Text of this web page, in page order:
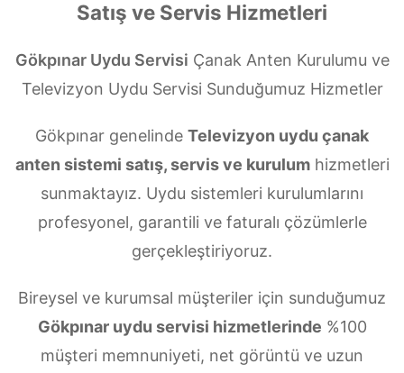
Satış ve Servis Hizmetleri
Gökpınar Uydu Servisi Çanak Anten Kurulumu ve
Televizyon Uydu Servisi Sunduğumuz Hizmetler
Gökpınar genelinde Televizyon uydu çanak
anten sistemi satış, servis ve kurulumhizmetleri
sunmaktayız. Uydu sistemleri kurulumlarını
profesyonel, garantili ve faturalı çözümlerle
gerçekleştiriyoruz.
Bireysel ve kurumsal müşteriler için sunduğumuz
Gökpınar uydu servisi hizmetlerinde %100
müşteri memnuniyeti, net görüntü ve uzun